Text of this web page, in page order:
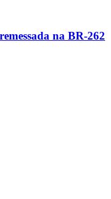
na BR-262